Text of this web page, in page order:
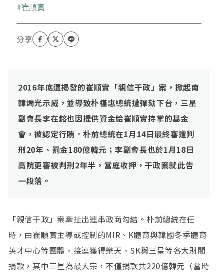
崔順實
2016年底遭揭發的崔順實「親信干政」案，掀起南
韓燭光示威，並導致朴槿惠總統遭彈劾下台，三星
副會長李在鎔也因提供資金給崔順實持掌的基金
會，被認定行賄。朴前總統在1月14日最終審遭判
刑20年、罰金180億韓元；李副會長也於1月18日
高院更審被判刑2年半，當庭收押，干政案就此告
一段落。
「親信干政」案牽扯出連串政商勾結。朴前總統在任
時，由崔順實主導或控制的MIR、K體育與韓國冬季體育
英才中心等團體，接連獲得樂天、SK與三星等各大財閥
捐款，其中三星為最大宗，不僅捐款共220億韓元（當時